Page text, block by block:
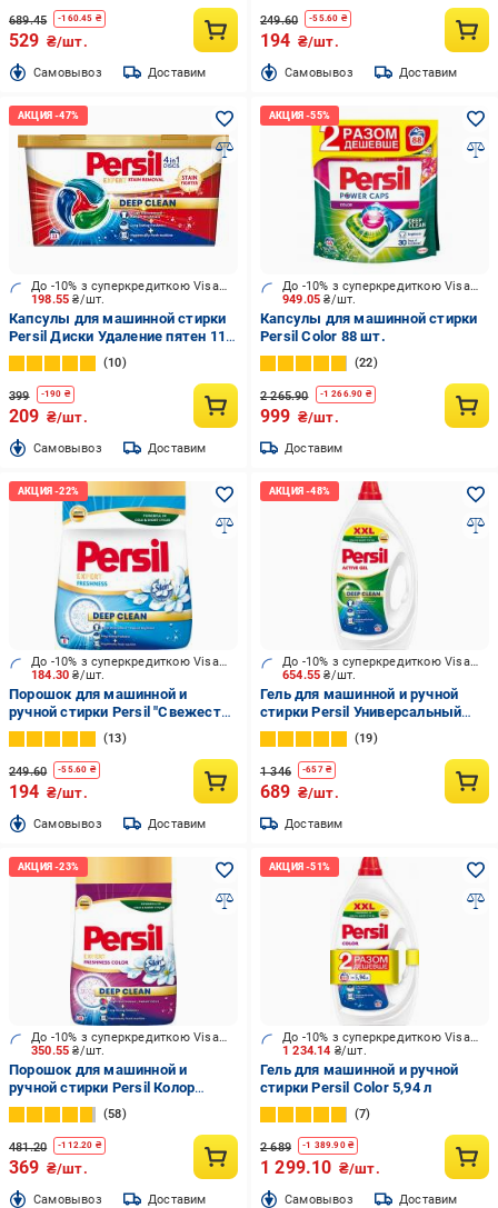
689.45 -160.45 ₴
529 ₴/шт.
Cамовывоз Доставим
249.60 -55.60 ₴
194 ₴/шт.
Cамовывоз Доставим
198.55₴/шт.
До -10% з суперкредиткою Visa Вигода
Капсулы для машинной стирки
Persil Диски Удаление пятен 11
шт.
10
399 -190 ₴
209 ₴/шт.
Cамовывоз Доставим
949.05₴/шт.
До -10% з суперкредиткою Visa Вигода
Капсулы для машинной стирки
Persil Color 88 шт.
22
2 265.90 -1 266.90 ₴
999 ₴/шт.
Доставим
184.30₴/шт.
До -10% з суперкредиткою Visa Вигода
Порошок для машинной и
ручной стирки Persil "Свежесть
от Силан" 01,03,24 л 1,2 кг
13
249.60 -55.60 ₴
194 ₴/шт.
Cамовывоз Доставим
654.55₴/шт.
До -10% з суперкредиткою Visa Вигода
Гель для машинной и ручной
стирки Persil Универсальный
2,97 л
19
1 346 -657₴
689 ₴/шт.
Доставим
350.55₴/шт.
До -10% з суперкредиткою Visa Вигода
Порошок для машинной и
ручной стирки Persil Колор
"Свежесть от Силан" 2,7 кг
58
481.20 -112.20 ₴
369 ₴/шт.
Cамовывоз Доставим
1 234.14 ₴/шт.
До -10% з суперкредиткою Visa Вигода
Гель для машинной и ручной
стирки Persil Color 5,94 л
7
2 689 -1 389.90₴
1 299.10 ₴/шт.
Cамовывоз Доставим